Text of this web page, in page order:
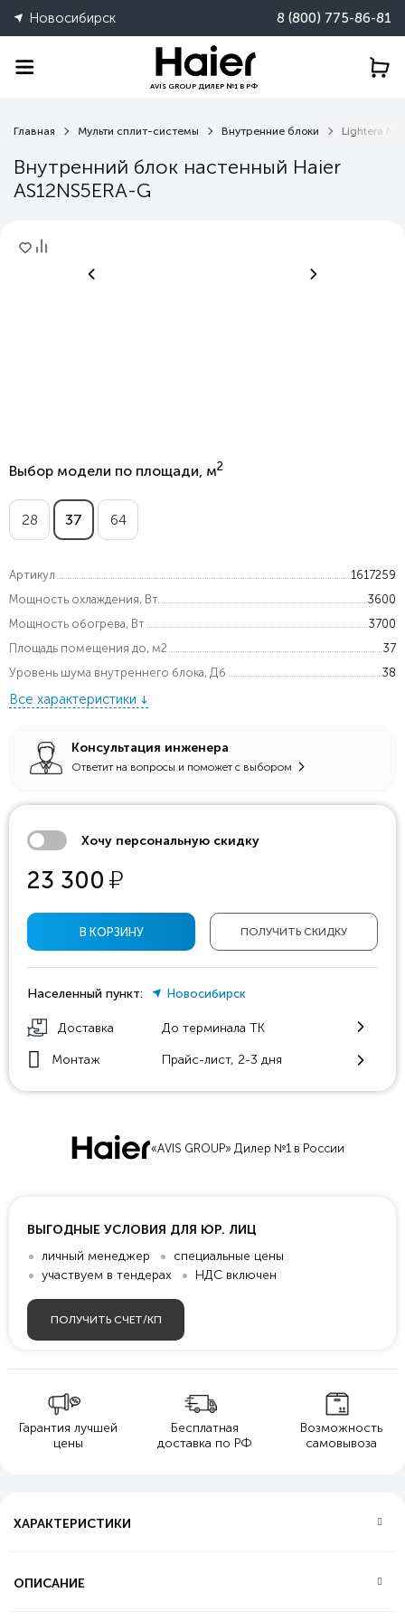
Новосибирск 8 (800) 775-86-81
AVIS GROUP ДИЛЕР №1 В РФ
Главная Мульти сплит-системы Внутренние блоки Lightera
Внутренний блок настенный Haier
AS12NS5ERA-G
Выбор модели по площади, м2
28 37 64
Артикул
1617259
Мощность охлаждения, Вт.
3600
Мощность обогрева, Вт
3700
Площадь помещения до, м2
37
Уровень шума внутреннего блока, Дб
38
Все характеристики
Консультация инженера
Ответит на вопросы и поможет с выбором
Хочу персональную скидку
23 300 у
ПОЛУЧИТЬ СКИДКУ
В КОРЗИНУ
Населенный пункт: Новосибирск
Доставка До терминала ТК
Монтаж Прайс-лист, 2-3 дня
«AVIS GROUP» Дилер №1 в России
ВЫГОДНЫЕ УСЛОВИЯ ДЛЯ ЮР. ЛИЦ
личный менеджер
специальные цены
участвуем в тендерах
НДС включен
ПОЛУЧИТЬ СЧЕТ/КП
Гарантия лучшей
цены
Бесплатная
доставка по РФ
Возможность
самовывоза
ХАРАКТЕРИСТИКИ
ОПИСАНИЕ